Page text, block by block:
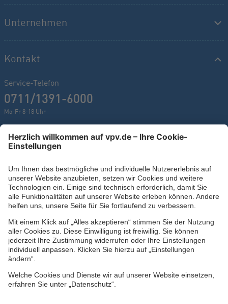
Unternehmen
Kontakt
Service-Telefon
0711/1391-6000
Mo-Fr 8-18 Uhr
Kontaktformular